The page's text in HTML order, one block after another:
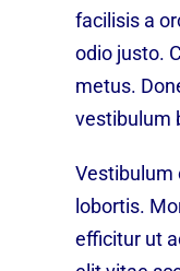
facilisis a
odio justo.
metus.
vestibulum
Vestibulum
lobortis.
efficitur ut